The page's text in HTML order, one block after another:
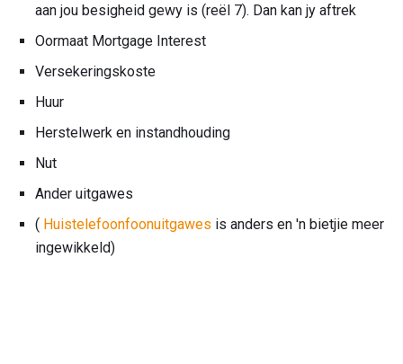
aan jou besigheid gewy is (reël 7). Dan kan jy aftrek
Oormaat Mortgage Interest
Versekeringskoste
Huur
Herstelwerk en instandhouding
Nut
Ander uitgawes
( Huistelefoonfoonuitgawes is anders en 'n bietjie meer
ingewikkeld)